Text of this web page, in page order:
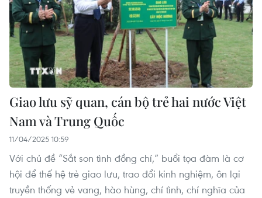
Giao lưu sỹ quan, cán bộ trẻ hai nước Việt
Nam và Trung Quốc
11/04/2025 10:59
Với chủ đề “Sắt son tình đồng chí,” buổi tọa đàm là cơ
hội để thế hệ trẻ giao lưu, trao đổi kinh nghiệm, ôn lại
truyền thống vẻ vang, hào hùng, chí tình, chí nghĩa của